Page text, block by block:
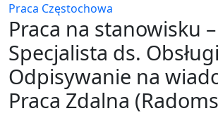
Praca Częstochowa
Praca na stanowisku –
Specjalista ds.
Odpisywanie na
Praca Zdalna